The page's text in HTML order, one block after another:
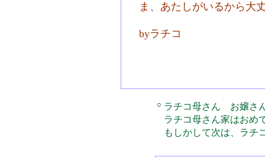
ま、あたしがいるから大
byラチコ
○ ラチコ母さん お嬢さ
ラチコ母さん家はおめ
もしかして次は、ラ